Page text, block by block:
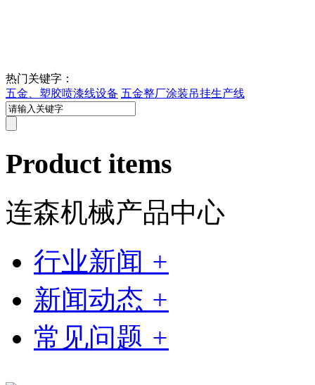
热门关键字：
五金、塑胶喷漆线设备 五金整厂涂装吊挂生产线
Product items
连森机械产品中心
行业新闻 +
新闻动态 +
常见问题 +